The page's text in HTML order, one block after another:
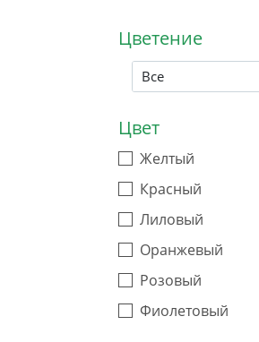
Цветение
Все
Цвет
Желтый
Красный
Лиловый
Оранжевый
Розовый
Фиолетовый